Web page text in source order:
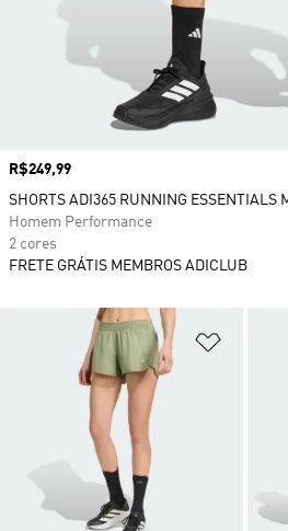
Preço
R$249,99
SHORTS ADI365 RUNNING ESSENTIALS
Homem Performance
2 cores
FRETE GRÁTIS MEMBROS ADICLUB